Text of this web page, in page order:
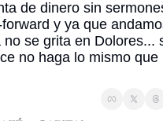
de dinero sin
y ya que
se grita en Dolores...
no haga lo mismo que